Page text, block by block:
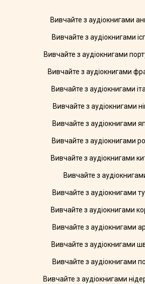
Вивчайте з аудіокнигами
Вивчайте з аудіокнигами
Вивчайте з аудіокнигами
Вивчайте з аудіокнигами
Вивчайте з аудіокнигами
Вивчайте з аудіокнигами
Вивчайте з аудіокнигами
Вивчайте з аудіокнигами
Вивчайте з аудіокнигами
Вивчайте з
Вивчайте з аудіокнигами
Вивчайте з аудіокнигами
Вивчайте з аудіокнигами
Вивчайте з аудіокнигами
Вивчайте з аудіокнигами
Вивчайте з аудіокнигами